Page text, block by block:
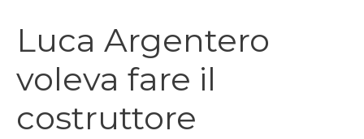
Luca Argentero
voleva fare il
costruttore